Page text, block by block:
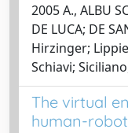
2005 A., ALBU
DE LUCA; DE
Hirzinger;
Schiavi;
The virtual
human-